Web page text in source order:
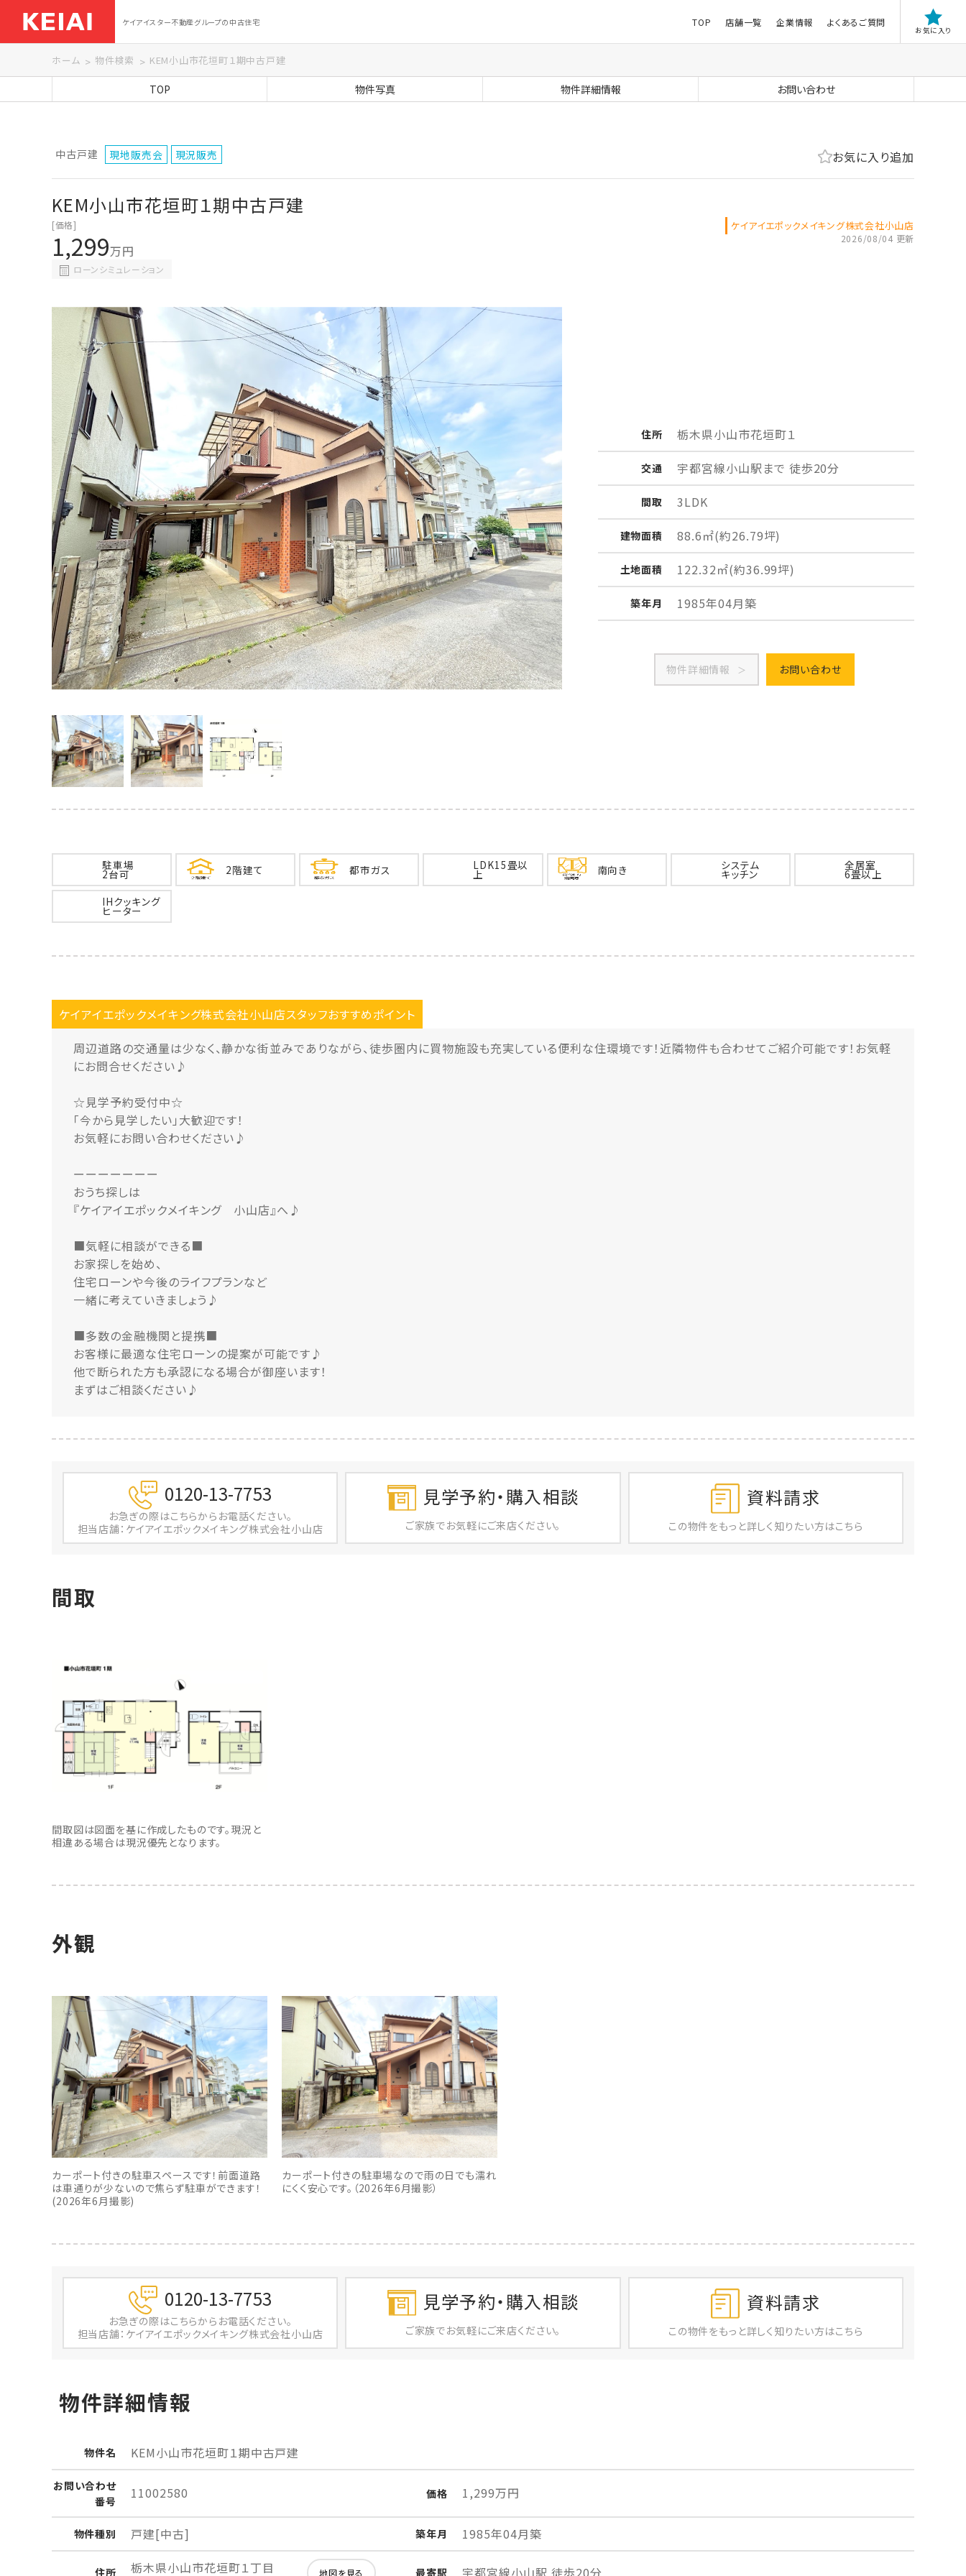
ケイアイスター不動産グループの中古住宅 TOP 店舗一覧 企業情報 よくあるご質問
お気に入り
ホーム 物件検索 KEM小山市花垣町１期中古戸建
TOP 物件写真 物件詳細情報 お問い合わせ
中古戸建 現地販売会 現況販売 お気に入り追加
KEM小山市花垣町１期中古戸建
[価格]
1,299万円
ローンシミュレーション
ケイアイエポックメイキング株式会社小山店
2026/08/04 更新
住所 栃木県小山市花垣町１
交通 宇都宮線小山駅まで 徒歩20分
間取 3LDK
建物面積 88.6㎡(約26.79坪)
土地面積 122.32㎡(約36.99坪)
築年月 1985年04月築
物件詳細情報 お問い合わせ
駐車場
2台可 2階建て 都市ガス LDK15畳以
上 南向き システム
キッチン
全居室
6畳以上
IHクッキング
ヒーター
ケイアイエポックメイキング株式会社小山店スタッフおすすめポイント
周辺道路の交通量は少なく、静かな街並みでありながら、徒歩圏内に買物施設も充実している便利な住環境です！近隣物件も合わせてご紹介可能です！お気軽
にお問合せください♪
☆見学予約受付中☆
「今から見学したい」大歓迎です！
お気軽にお問い合わせください♪
ーーーーーーー
おうち探しは
『ケイアイエポックメイキング 小山店』へ♪
■気軽に相談ができる■
お家探しを始め、
住宅ローンや今後のライフプランなど
一緒に考えていきましょう♪
■多数の金融機関と提携■
お客様に最適な住宅ローンの提案が可能です♪
他で断られた方も承認になる場合が御座います！
まずはご相談ください♪
0120-13-7753
お急ぎの際はこちらからお電話ください。
担当店舗：ケイアイエポックメイキング株式会社小山店
見学予約・購入相談
ご家族でお気軽にご来店ください。
資料請求
この物件をもっと詳しく 知りたい方はこちら
間取
間取図は図面を基に作成したものです。現況と
相違ある場合は現況優先となります。
外観
カーポート付きの駐車スペースです！前面道路
は車通りが少ないので焦らず駐車ができます！
(2026年6月撮影)
カーポート付きの駐車場なので雨の日でも濡れ
にくく安心です。（2026年6月撮影）
0120-13-7753
お急ぎの際はこちらからお電話ください。
担当店舗：ケイアイエポックメイキング株式会社小山店
見学予約・購入相談
ご家族でお気軽にご来店ください。
資料請求
この物件をもっと詳しく 知りたい方はこちら
物件詳細情報
物件名 KEM小山市花垣町１期中古戸建
お問い合わせ
番号
11002580 価格 1,299万円
物件種別 戸建[中古] 築年月 1985年04月築
住所 栃木県小山市花垣町１丁目 地図を見る 最寄駅 宇都宮線小山駅 徒歩20分